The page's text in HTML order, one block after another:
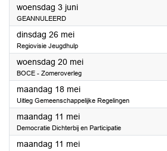
woensdag 3 juni2026
GEANNULEERD
dinsdag 26 mei2026
Regiovisie Jeugdhulp
woensdag 20 mei2026
BOCE - Zomeroverleg
maandag 18 mei2026
Uitleg Gemeenschappelijke Regelingen
maandag 11 mei2026
Democratie Dichterbij en Participatie
maandag 11 mei2026